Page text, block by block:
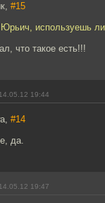
#15
используешь
что такое есть!!!
19:44
#14
да.
19:47